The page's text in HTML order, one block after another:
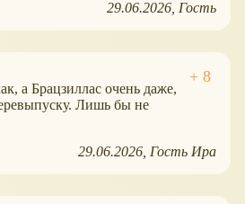
29.06.2026 Гость
а Брацзиллас очень даже,
Лишь бы не
29.06.2026 Гость Ира